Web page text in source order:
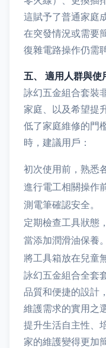
這賦予了普通家庭
在突發情況或需要
復雜電路操作仍需
五、 適用人群與使
詠幻五金組合套裝
家庭、以及希望提
低了家庭維修的門
時，建議用戶：
初次使用前，熟悉
進行電工相關操作
測電筆確認安全。
定期檢查工具狀態
當添加潤滑油保養。
將工具箱放在兒童
詠幻五金組合全套
品質和便捷的設計
維護需求的實用之
提升生活自主性、
家的維護變得更加